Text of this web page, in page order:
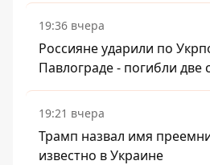
19:36 вчера
Россияне ударили по
Павлограде - погибли две
19:21 вчера
Трамп назвал имя
известно в Украине